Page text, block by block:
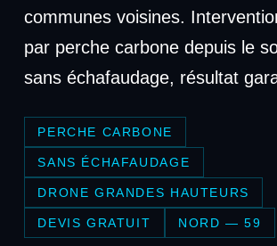
communes voisines.
par perche carbone depuis le
sans échafaudage, résultat
PERCHE CARBONE
SANS ÉCHAFAUDAGE
DRONE GRANDES HAUTEURS
DEVIS GRATUIT NORD — 59